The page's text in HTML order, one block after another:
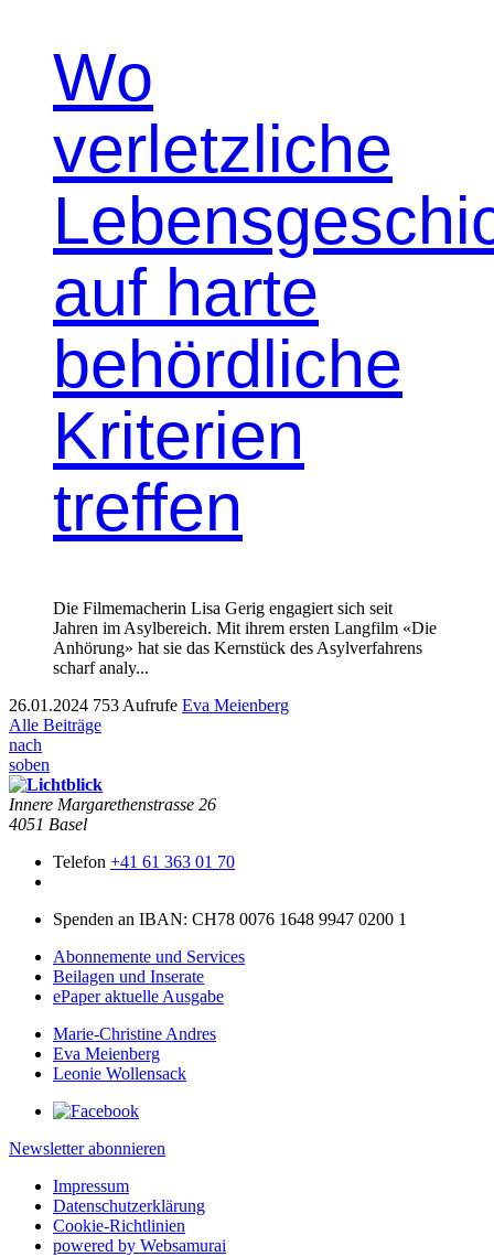
Wo
verletzliche
auf harte
behördliche
Kriterien
treffen
Die Filmemacherin Lisa Gerig engagiert sich seit
Jahren im Asyl­bere­ich. Mit ihrem ersten Lang­film «Die
Anhörung» hat sie das Kern­stück des Asylver­fahrens
scharf analy...
26.01.2024 753 Aufrufe Eva Meienberg
Alle Beiträge
nach
soben
Innere Mar­garethen­strasse 26
4051 Basel
Telefon +41 61 363 01 70
Spenden an IBAN: CH78 0076 1648 9947 0200 1
Abonnemente und Services
Beilagen und Inserate
ePaper aktuelle Ausgabe
Marie-Christine Andres
Eva Meienberg
Leonie Wollensack
Newsletter abonnieren
Impressum
Datenschutzerklärung
Cookie-Richtlinien
powered by Websamurai